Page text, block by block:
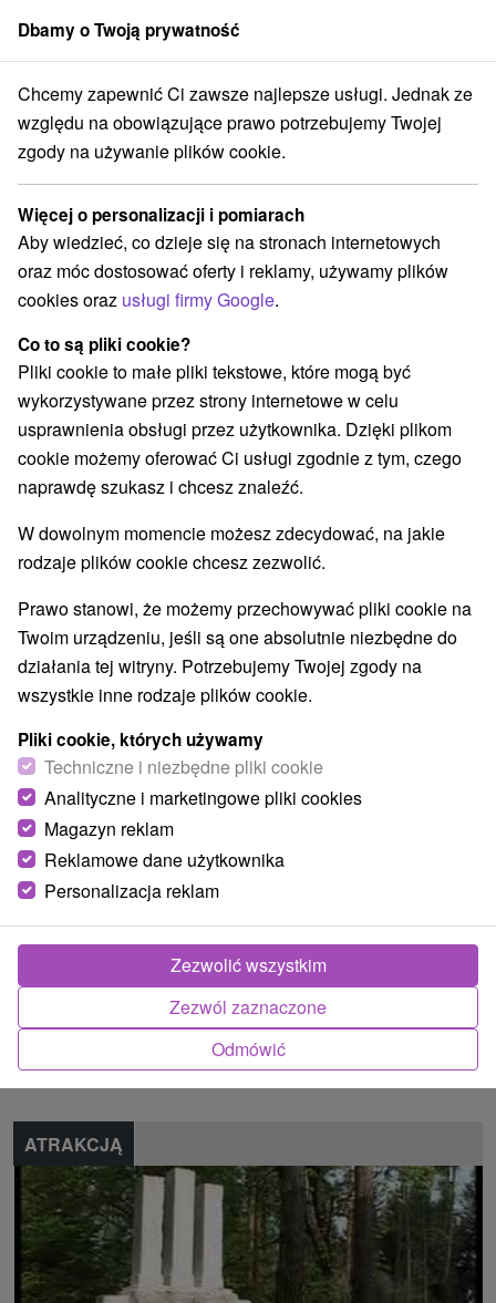
członek grupySorger
Žilinský kraj Liptovský Hrádok Arboretum - Liptovský Hrádok
Arboretum - Liptovský Hrádok
Wyświetl stronę internetową Przejdź do
+421 918 507 539 slslhr@slslhr.sk
Facebook
Opinii Google
Fraňa Kráľa
033 14 Liptovský Hrádok
GPS:
N +49° 2' 30.71''
E +19° 43' 29.93''
Region turystyczny
Znalazłeś błąd lub chcesz polecić nam nową atrakcję
Zgłoś błąd
ATRAKCJĄ
Dbamy o Twoją prywatność
Chcemy zapewnić Ci zawsze najlepsze usługi. Jednak ze
względu na obowiązujące prawo potrzebujemy Twojej
zgody na używanie plików cookie.
Więcej o personalizacji i pomiarach
Aby wiedzieć, co dzieje się na stronach internetowych
oraz móc dostosować oferty i reklamy, używamy plików
cookies oraz usługi firmy Google.
Co to są pliki cookie?
Pliki cookie to małe pliki tekstowe, które mogą być
wykorzystywane przez strony internetowe w celu
usprawnienia obsługi przez użytkownika. Dzięki plikom
cookie możemy oferować Ci usługi zgodnie z tym, czego
naprawdę szukasz i chcesz znaleźć.
W dowolnym momencie możesz zdecydować, na jakie
rodzaje plików cookie chcesz zezwolić.
Prawo stanowi, że możemy przechowywać pliki cookie na
Twoim urządzeniu, jeśli są one absolutnie niezbędne do
działania tej witryny. Potrzebujemy Twojej zgody na
wszystkie inne rodzaje plików cookie.
Pliki cookie, których używamy
Techniczne i niezbędne pliki cookie
Analityczne i marketingowe pliki cookies
Magazyn reklam
Reklamowe dane użytkownika
Personalizacja reklam
Odmówić
Zezwól zaznaczone
Zezwolić wszystkim